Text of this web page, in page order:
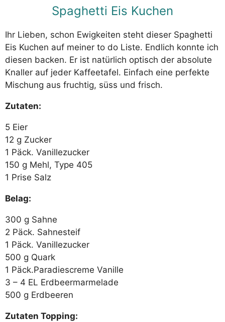
Spaghetti Eis Kuchen
Ihr Lieben, schon Ewigkeiten steht dieser Spaghetti
Eis Kuchen auf meiner to do Liste. Endlich konnte ich
diesen backen. Er ist natürlich optisch der absolute
Knaller auf jeder Kaffeetafel. Einfach eine perfekte
Mischung aus fruchtig, süss und frisch.
Zutaten:
5 Eier
12 g Zucker
1 Päck. Vanillezucker
150 g Mehl, Type 405
1 Prise Salz
Belag:
300 g Sahne
2 Päck. Sahnesteif
1 Päck. Vanillezucker
500 g Quark
1 Päck.Paradiescreme Vanille
3 – 4 EL Erdbeermarmelade
500 g Erdbeeren
Zutaten Topping: